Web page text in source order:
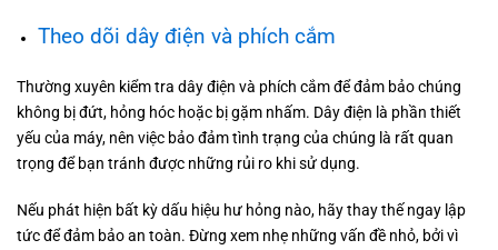
Theo dõi dây điện và phích cắm
Thường xuyên kiểm tra dây điện và phích cắm để đảm bảo chúng
không bị đứt, hỏng hóc hoặc bị gặm nhấm. Dây điện là phần thiết
yếu của máy, nên việc bảo đảm tình trạng của chúng là rất quan
trọng để bạn tránh được những rủi ro khi sử dụng.
Nếu phát hiện bất kỳ dấu hiệu hư hỏng nào, hãy thay thế ngay lập
tức để đảm bảo an toàn. Đừng xem nhẹ những vấn đề nhỏ, bởi vì